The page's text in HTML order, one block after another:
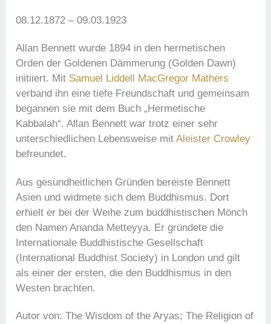
08.12.1872 – 09.03.1923
Allan Bennett wurde 1894 in den hermetischen
Orden der Goldenen Dämmerung (Golden Dawn)
initiiert. Mit Samuel Liddell MacGregor Mathers
verband ihn eine tiefe Freundschaft und gemeinsam
begannen sie mit dem Buch „Hermetische
Kabbalah“. Allan Bennett war trotz einer sehr
unterschiedlichen Lebensweise mitAleister Crowley
befreundet.
Aus gesundheitlichen Gründen bereiste Bennett
Asien und widmete sich dem Buddhismus. Dort
erhielt er bei der Weihe zum buddhistischen Mönch
den Namen Ananda Metteyya. Er gründete die
Internationale Buddhistische Gesellschaft
(International Buddhist Society) in London und gilt
als einer der ersten, die den Buddhismus in den
Westen brachten.
Autor von: The Wisdom of the Aryas; The Religion of